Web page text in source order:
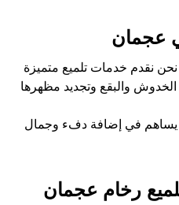
عجمان
نحن نقدم خدمات تلميع متميزة
الخدوش والبقع وتجديد مظهرها
يساهم في إضافة دفء وجمال
رخام عجمان